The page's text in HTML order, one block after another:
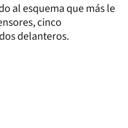
al esquema que más le
cinco
delanteros.